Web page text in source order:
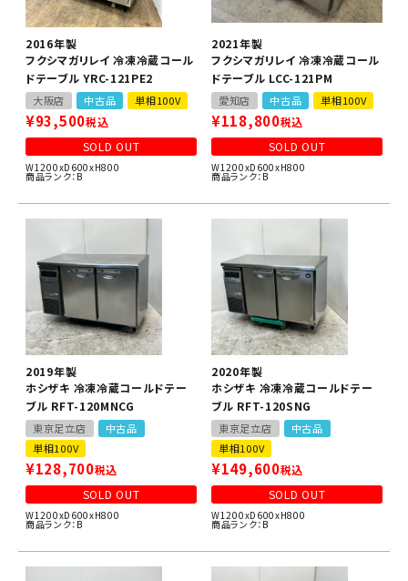
2016年製
フクシマガリレイ 冷凍冷蔵コール
ドテーブル YRC-121PE2
大阪店 中古品 単相100V
¥93,500税込
SOLD OUT
W1200xD600xH800
商品ランク：B
2021年製
フクシマガリレイ 冷凍冷蔵コール
ドテーブル LCC-121PM
愛知店 中古品 単相100V
¥118,800税込
SOLD OUT
W1200xD600xH800
商品ランク：B
2019年製
ホシザキ 冷凍冷蔵コールドテー
ブル RFT-120MNCG
東京足立店
中古品
単相100V
¥128,700税込
SOLD OUT
W1200xD600xH800
商品ランク：B
2020年製
ホシザキ 冷凍冷蔵コールドテー
ブル RFT-120SNG
東京足立店
中古品
単相100V
¥149,600税込
SOLD OUT
W1200xD600xH800
商品ランク：B